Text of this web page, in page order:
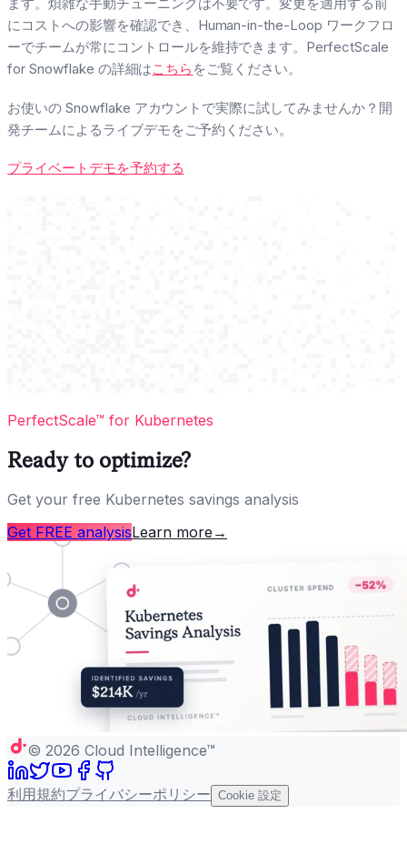
にコストへの影響を確認でき、Human-in-the-Loop ワークフロ
ーでチームが常にコントロールを維持できます。PerfectScale
for Snowflake の詳細はこちら をご覧ください。
お使いの Snowflake アカウントで実際に試してみませんか？開
発チームによるライブデモをご予約ください。
プライベートデモを予約する
PerfectScale™ for Kubernetes
Ready to optimize?
Get your free Kubernetes savings analysis
Get FREE analysisLearn more →
© 2026 Cloud Intelligence™
利用規約プライバシーポリシー Cookie 設定